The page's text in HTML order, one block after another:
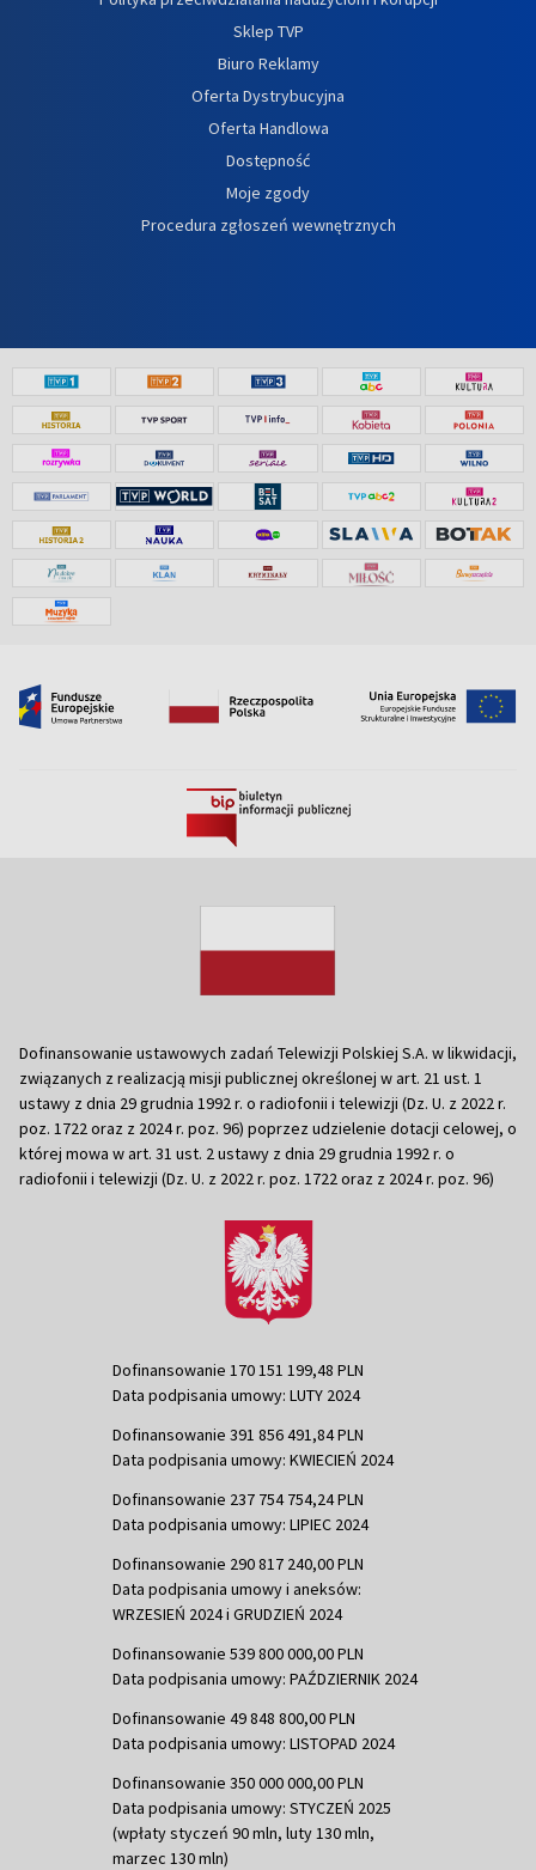
Sklep TVP
Biuro Reklamy
Oferta Dystrybucyjna
Oferta Handlowa
Dostępność
Moje zgody
Procedura zgłoszeń wewnętrznych
Dofinansowanie ustawowych zadań Telewizji Polskiej S.A. w likwidacji,
związanych z realizacją misji publicznej określonej w art. 21 ust. 1
ustawy z dnia 29 grudnia 1992 r. o radiofonii i telewizji (Dz. U. z 2022 r.
poz. 1722 oraz z 2024 r. poz. 96) poprzez udzielenie dotacji celowej, o
której mowa w art. 31 ust. 2 ustawy z dnia 29 grudnia 1992 r. o
radiofonii i telewizji (Dz. U. z 2022 r. poz. 1722 oraz z 2024 r. poz. 96)
Dofinansowanie 170 151 199,48 PLN
Data podpisania umowy: LUTY 2024
Dofinansowanie 391 856 491,84 PLN
Data podpisania umowy: KWIECIEŃ 2024
Dofinansowanie 237 754 754,24 PLN
Data podpisania umowy: LIPIEC 2024
Dofinansowanie 290 817 240,00 PLN
Data podpisania umowy i aneksów:
WRZESIEŃ 2024 i GRUDZIEŃ 2024
Dofinansowanie 539 800 000,00 PLN
Data podpisania umowy: PAŹDZIERNIK 2024
Dofinansowanie 49 848 800,00 PLN
Data podpisania umowy: LISTOPAD 2024
Dofinansowanie 350 000 000,00 PLN
Data podpisania umowy: STYCZEŃ 2025
(wpłaty styczeń 90 mln, luty 130 mln,
marzec 130 mln)